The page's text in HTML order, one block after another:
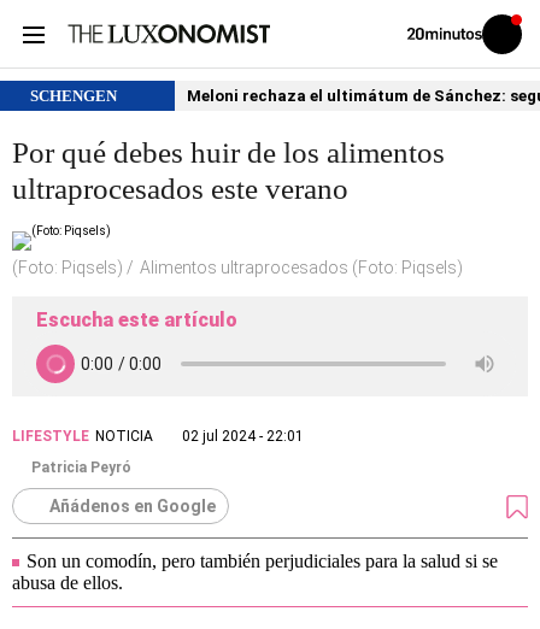
Volver
Iniciar
sesión
SCHENGEN Meloni rechaza el ultimátum de Sánchez:
Por qué debes huir de los alimentos
ultraprocesados este verano
(Foto: Piqsels) Alimentos ultraprocesados (Foto: Piqsels)
Escucha este artículo
LIFESTYLE NOTICIA
02 jul 2024 - 22:01
Patricia Peyró
Añádenos en Google
Son un comodín, pero también perjudiciales para la salud si se
abusa de ellos.